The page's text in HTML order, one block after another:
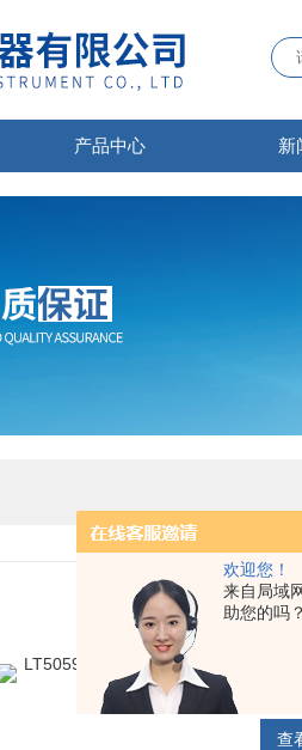
欢迎您！
来自局域
助您的吗？
产品中心 新
手机
时
访
查